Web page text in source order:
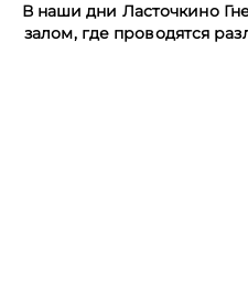
В наши дни Ласточкино
залом, где проводятся